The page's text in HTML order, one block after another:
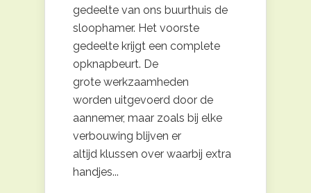
gedeelte van ons buurthuis de
sloophamer. Het voorste
gedeelte krijgt een complete
opknapbeurt. De
grote werkzaamheden
worden uitgevoerd door de
aannemer, maar zoals bij elke
verbouwing blijven er
altijd klussen over waarbij extra
handjes...